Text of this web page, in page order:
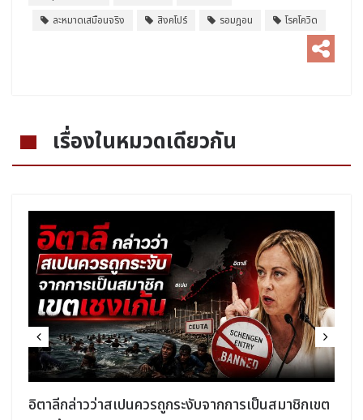
ละหมาดเสมือนจริง
สิงคโปร์ รอมฎอน โรคโควิด
เรื่องในหมวดเดียวกัน
อิตาลีกล่าวว่าสเปนควรถูกระงับจากการเป็นสมาชิกเขต